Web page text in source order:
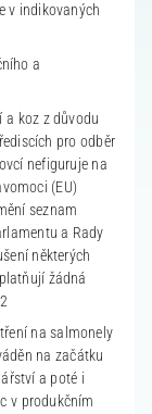
v indikovaných
a
a koz z důvodu
pro odběr
nefiguruje na
(EU)
seznam
a Rady
některých
žádná
na salmonely
na začátku
a poté i
v produkčním